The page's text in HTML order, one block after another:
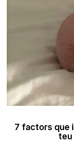
7 factors que
teu